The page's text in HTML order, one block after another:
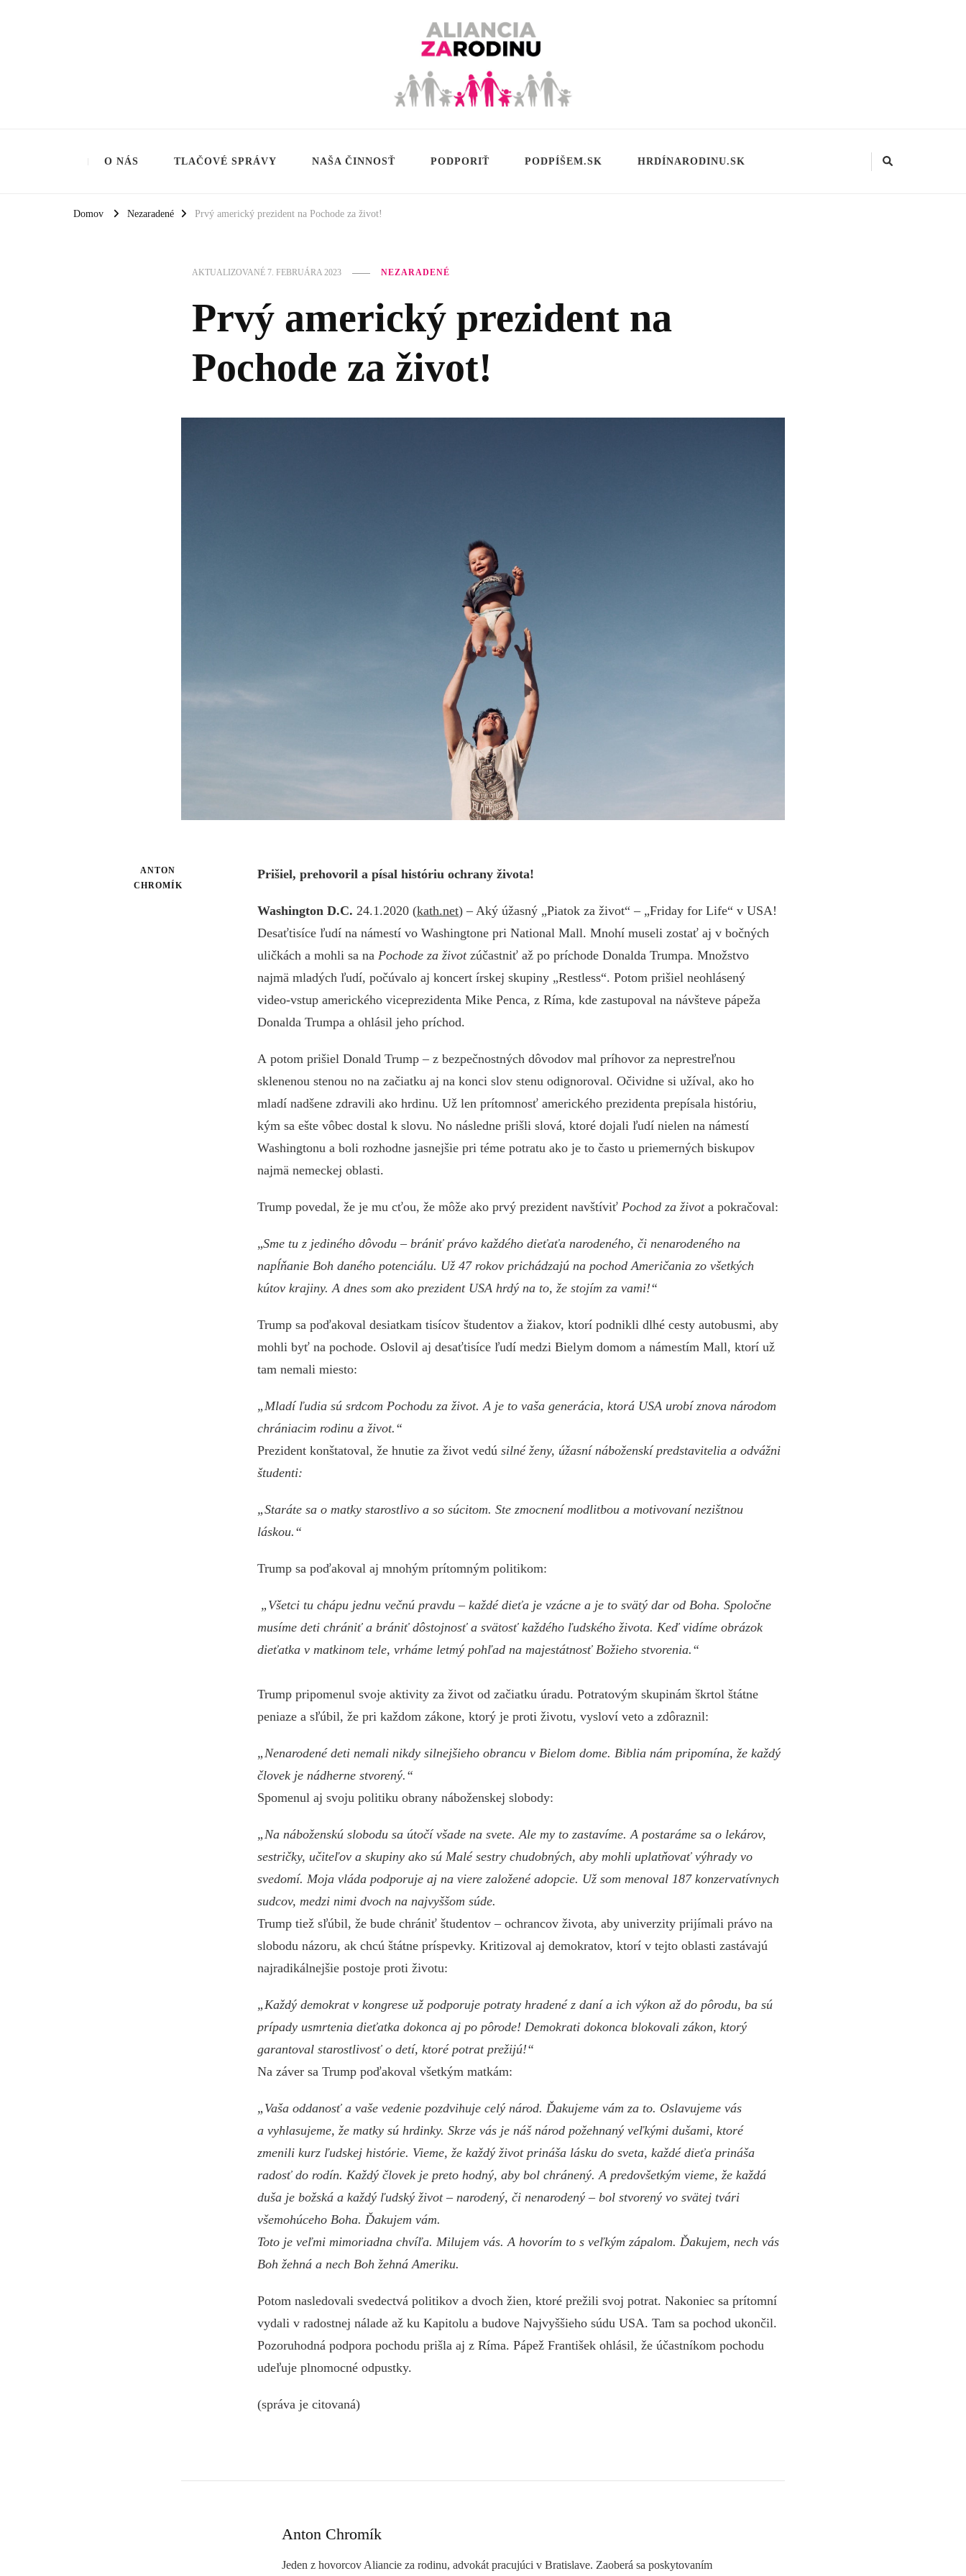
O NÁS TLAČOVÉ SPRÁVY NAŠA ČINNOSŤ PODPORIŤ PODPÍŠEM.SK HRDÍNARODINU.SK
Domov Nezaradené Prvý americký prezident na Pochode za život!
AKTUALIZOVANÉ 7. FEBRUÁRA 2023 NEZARADENÉ
Prvý americký prezident na
Pochode za život!
ANTON
CHROMÍK
Prišiel, prehovoril a písal históriu ochrany života!
Washington D.C. 24.1.2020 (kath.net) – Aký úžasný „Piatok za život“ – „Friday for Life“ v USA!
Desaťtisíce ľudí na námestí vo Washingtone pri National Mall. Mnohí museli zostať aj v bočných
uličkách a mohli sa na Pochode za životzúčastniť až po príchode Donalda Trumpa. Množstvo
najmä mladých ľudí, počúvalo aj koncert írskej skupiny „Restless“. Potom prišiel neohlásený
video-vstup amerického viceprezidenta Mike Penca, z Ríma, kde zastupoval na návšteve pápeža
Donalda Trumpa a ohlásil jeho príchod.
A potom prišiel Donald Trump – z bezpečnostných dôvodov mal príhovor za neprestreľnou
sklenenou stenou no na začiatku aj na konci slov stenu odignoroval. Očividne si užíval, ako ho
mladí nadšene zdravili ako hrdinu. Už len prítomnosť amerického prezidenta prepísala históriu,
kým sa ešte vôbec dostal k slovu. No následne prišli slová, ktoré dojali ľudí nielen na námestí
Washingtonu a boli rozhodne jasnejšie pri téme potratu ako je to často u priemerných biskupov
najmä nemeckej oblasti.
Trump povedal, že je mu cťou, že môže ako prvý prezident navštíviť Pochod za život a pokračoval:
„Sme tu z jediného dôvodu – brániť právo každého dieťaťa narodeného, či nenarodeného na
napĺňanie Boh daného potenciálu. Už 47 rokov prichádzajú na pochod Američania zo všetkých
kútov krajiny. A dnes som ako prezident USA hrdý na to, že stojím za vami!“
Trump sa poďakoval desiatkam tisícov študentov a žiakov, ktorí podnikli dlhé cesty autobusmi, aby
mohli byť na pochode. Oslovil aj desaťtisíce ľudí medzi Bielym domom a námestím Mall, ktorí už
tam nemali miesto:
„Mladí ľudia sú srdcom Pochodu za život. A je to vaša generácia, ktorá USA urobí znova národom
chrániacim rodinu a život.“
Prezident konštatoval, že hnutie za život vedú silné ženy, úžasní náboženskí predstavitelia a odvážni
študenti:
„Staráte sa o matky starostlivo a so súcitom. Ste zmocnení modlitbou a motivovaní nezištnou
láskou.“
Trump sa poďakoval aj mnohým prítomným politikom:
„Všetci tu chápu jednu večnú pravdu – každé dieťa je vzácne a je to svätý dar od Boha. Spoločne
musíme deti chrániť a brániť dôstojnosť a svätosť každého ľudského života. Keď vidíme obrázok
dieťatka v matkinom tele, vrháme letmý pohľad na majestátnosť Božieho stvorenia.“
Trump pripomenul svoje aktivity za život od začiatku úradu. Potratovým skupinám škrtol štátne
peniaze a sľúbil, že pri každom zákone, ktorý je proti životu, vysloví veto a zdôraznil:
„Nenarodené deti nemali nikdy silnejšieho obrancu v Bielom dome. Biblia nám pripomína, že každý
človek je nádherne stvorený.“
Spomenul aj svoju politiku obrany náboženskej slobody:
„Na náboženskú slobodu sa útočí všade na svete. Ale my to zastavíme. A postaráme sa o lekárov,
sestričky, učiteľov a skupiny ako sú Malé sestry chudobných, aby mohli uplatňovať výhrady vo
svedomí. Moja vláda podporuje aj na viere založené adopcie. Už som menoval 187 konzervatívnych
sudcov, medzi nimi dvoch na najvyššom súde.
Trump tiež sľúbil, že bude chrániť študentov – ochrancov života, aby univerzity prijímali právo na
slobodu názoru, ak chcú štátne príspevky. Kritizoval aj demokratov, ktorí v tejto oblasti zastávajú
najradikálnejšie postoje proti životu:
„Každý demokrat v kongrese už podporuje potraty hradené z daní a ich výkon až do pôrodu, ba sú
prípady usmrtenia dieťatka dokonca aj po pôrode! Demokrati dokonca blokovali zákon, ktorý
garantoval starostlivosť o detí, ktoré potrat prežijú!“
Na záver sa Trump poďakoval všetkým matkám:
„Vaša oddanosť a vaše vedenie pozdvihuje celý národ. Ďakujeme vám za to. Oslavujeme vás
a vyhlasujeme, že matky sú hrdinky. Skrze vás je náš národ požehnaný veľkými dušami, ktoré
zmenili kurz ľudskej histórie. Vieme, že každý život prináša lásku do sveta, každé dieťa prináša
radosť do rodín. Každý človek je preto hodný, aby bol chránený. A predovšetkým vieme, že každá
duša je božská a každý ľudský život – narodený, či nenarodený – bol stvorený vo svätej tvári
všemohúceho Boha. Ďakujem vám.
Toto je veľmi mimoriadna chvíľa. Milujem vás. A hovorím to s veľkým zápalom. Ďakujem, nech vás
Boh žehná a nech Boh žehná Ameriku.
Potom nasledovali svedectvá politikov a dvoch žien, ktoré prežili svoj potrat. Nakoniec sa prítomní
vydali v radostnej nálade až ku Kapitolu a budove Najvyššieho súdu USA. Tam sa pochod ukončil.
Pozoruhodná podpora pochodu prišla aj z Ríma. Pápež František ohlásil, že účastníkom pochodu
udeľuje plnomocné odpustky.
(správa je citovaná)
Anton Chromík
Jeden z hovorcov Aliancie za rodinu, advokát pracujúci v Bratislave. Zaoberá sa poskytovaním